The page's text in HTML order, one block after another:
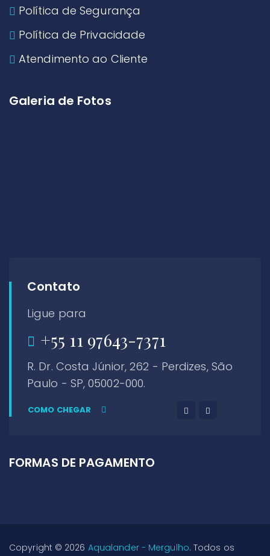
Política de Segurança
Política de Privacidade
Atendimento ao Cliente
Galeria de Fotos
Contato
Ligue para
+55 11 97643-7371
R. Dr. Costa Júnior, 262 - Perdizes, São
Paulo - SP, 05002-000.
COMO CHEGAR
FORMAS DE PAGAMENTO
Copyright © 2026 Aqualander - Mergulho. Todos os